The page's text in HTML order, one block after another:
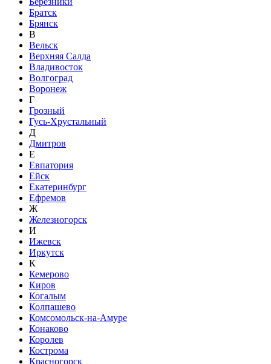
Братск
Брянск
В
Вельск
Верхняя Салда
Владивосток
Волгоград
Воронеж
Г
Грозный
Гусь-Хрустальный
Д
Дмитров
Е
Евпатория
Ейск
Екатеринбург
Ефремов
Ж
Железногорск
И
Ижевск
Иркутск
К
Кемерово
Киров
Когалым
Колпашево
Комсомольск-на-Амуре
Конаково
Королев
Кострома
Красногорск